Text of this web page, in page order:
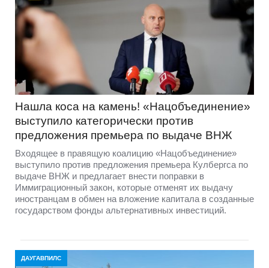
Нашла коса на камень! «Нацобъединение»
выступило категорически против
предложения премьера по выдаче ВНЖ
Входящее в правящую коалицию «Нацобъединение»
выступило против предложения премьера Кулбергса по
выдаче ВНЖ и предлагает внести поправки в
Иммиграционный закон, которые отменят их выдачу
иностранцам в обмен на вложение капитала в созданные
государством фонды альтернативных инвестиций.
ДАУГАВПИЛС